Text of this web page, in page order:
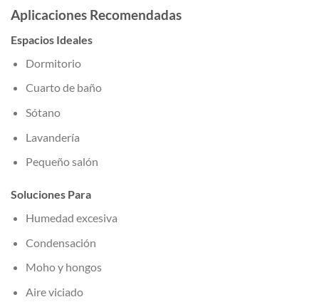
Aplicaciones Recomendadas
Espacios Ideales
Dormitorio
Cuarto de baño
Sótano
Lavandería
Pequeño salón
Soluciones Para
Humedad excesiva
Condensación
Moho y hongos
Aire viciado